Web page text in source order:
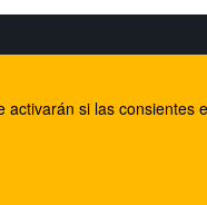
si las consientes